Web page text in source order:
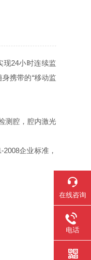
24小时连续监
携带的“移动监
测腔，腔内激光
企业标准，
在线咨询
电话